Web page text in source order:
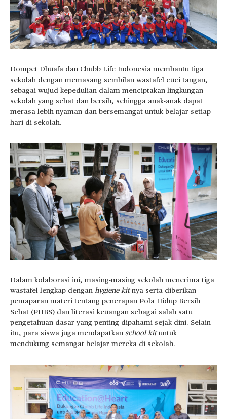
Dompet Dhuafa dan Chubb Life Indonesia membantu tiga
sekolah dengan memasang sembilan wastafel cuci tangan,
sebagai wujud kepedulian dalam menciptakan lingkungan
sekolah yang sehat dan bersih, sehingga anak-anak dapat
merasa lebih nyaman dan bersemangat untuk belajar setiap
hari di sekolah.
Dalam kolaborasi ini, masing-masing sekolah menerima tiga
wastafel lengkap dengan hygiene kitnya serta diberikan
pemaparan materi tentang penerapan Pola Hidup Bersih
Sehat (PHBS) dan literasi keuangan sebagai salah satu
pengetahuan dasar yang penting dipahami sejak dini. Selain
itu, para siswa juga mendapatkan school kituntuk
mendukung semangat belajar mereka di sekolah.